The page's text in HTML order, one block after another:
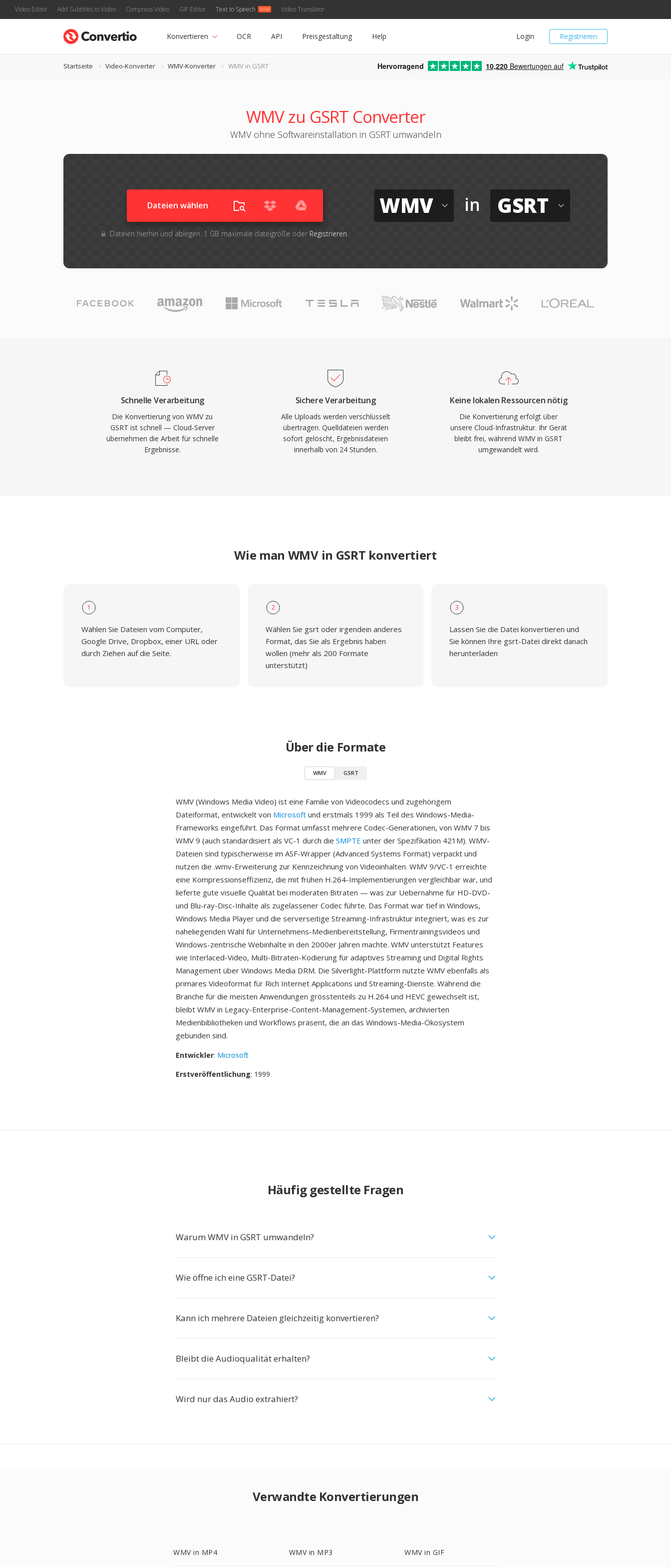
Video Editor Add Subtitles to Video Compress Video GIF Editor Text to Speech Video Translator
Registrieren
Login
Konvertieren OCR API Preisgestaltung Help
Startseite Video-Konverter WMV-Konverter WMV in GSRT Hervorragend 10,220 Bewertungen auf
WMV zu GSRT Converter
WMV ohne Softwareinstallation in GSRT umwandeln
Dateien wählen
Dateien hierhin und ablegen. 1 GB maximale dateigröße oder Registrieren
WMV in GSRT
Schnelle Verarbeitung
Die Konvertierung von WMV zu
GSRT ist schnell — Cloud-Server
übernehmen die Arbeit für schnelle
Ergebnisse.
Sichere Verarbeitung
Alle Uploads werden verschlüsselt
übertragen. Quelldateien werden
sofort gelöscht, Ergebnisdateien
innerhalb von 24 Stunden.
Keine lokalen Ressourcen nötig
Die Konvertierung erfolgt über
unsere Cloud-Infrastruktur. Ihr Gerät
bleibt frei, während WMV in GSRT
umgewandelt wird.
Wie man WMV in GSRT konvertiert
1
Wählen Sie Dateien vom Computer,
Google Drive, Dropbox, einer URL oder
durch Ziehen auf die Seite.
2
Wählen Sie gsrt oder irgendein anderes
Format, das Sie als Ergebnis haben
wollen (mehr als 200 Formate
unterstützt)
3
Lassen Sie die Datei konvertieren und
Sie können Ihre gsrt-Datei direkt danach
herunterladen
Über die Formate
WMV GSRT
WMV (Windows Media Video) ist eine Familie von Videocodecs und zugehörigem
Dateiformat, entwickelt von Microsoft und erstmals 1999 als Teil des Windows-Media-
Frameworks eingeführt. Das Format umfasst mehrere Codec-Generationen, von WMV 7 bis
WMV 9 (auch standardisiert als VC-1 durch die SMPTE unter der Spezifikation 421M). WMV-
Dateien sind typischerweise im ASF-Wrapper (Advanced Systems Format) verpackt und
nutzen die .wmv-Erweiterung zur Kennzeichnung von Videoinhalten. WMV 9/VC-1 erreichte
eine Kompressionseffizienz, die mit frühen H.264-Implementierungen vergleichbar war, und
lieferte gute visuelle Qualität bei moderaten Bitraten — was zur Uebernahme für HD-DVD-
und Blu-ray-Disc-Inhalte als zugelassener Codec führte. Das Format war tief in Windows,
Windows Media Player und die serverseitige Streaming-Infrastruktur integriert, was es zur
naheliegenden Wahl für Unternehmens-Medienbereitstellung, Firmentrainingsvideos und
Windows-zentrische Webinhalte in den 2000er Jahren machte. WMV unterstützt Features
wie Interlaced-Video, Multi-Bitraten-Kodierung für adaptives Streaming und Digital Rights
Management über Windows Media DRM. Die Silverlight-Plattform nutzte WMV ebenfalls als
primäres Videoformat für Rich Internet Applications und Streaming-Dienste. Während die
Branche für die meisten Anwendungen grösstenteils zu H.264 und HEVC gewechselt ist,
bleibt WMV in Legacy-Enterprise-Content-Management-Systemen, archivierten
Medienbibliotheken und Workflows präsent, die an das Windows-Media-Ökosystem
gebunden sind.
Entwickler: Microsoft
Erstveröffentlichung: 1999
Häufig gestellte Fragen
Warum WMV in GSRT umwandeln?
Wie öffne ich eine GSRT-Datei?
Kann ich mehrere Dateien gleichzeitig konvertieren?
Bleibt die Audioqualität erhalten?
Wird nur das Audio extrahiert?
Verwandte Konvertierungen
WMV in MP4 WMV in MP3 WMV in GIF